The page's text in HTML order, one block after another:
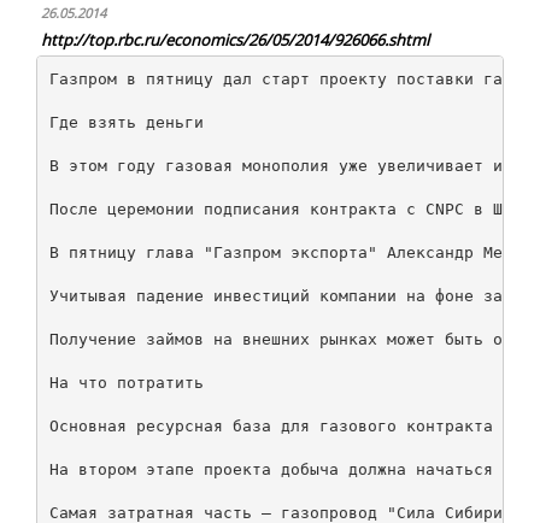
26.05.2014
http://top.rbc.ru/economics/26/05/2014/926066.shtml
Газпром в пятницу дал старт проекту поставки
Где взять деньги
В этом году газовая монополия уже увеличивает
После церемонии подписания контракта с CNPC в
В пятницу глава "Газпром экспорта" Александр
Учитывая падение инвестиций компании на фоне
Получение займов на внешних рынках может быть
На что потратить
Основная ресурсная база для газового контракта с
На втором этапе проекта добыча должна начаться с
Самая затратная часть — газопровод "Сила Сибири",